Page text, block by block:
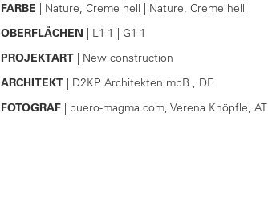
FARBE | Nature, Creme hell | Nature, Creme hell
OBERFLÄCHEN | L1-1 | G1-1
PROJEKTART| New construction
ARCHITEKT| D2KP Architekten mbB , DE
FOTOGRAF| buero-magma.com, Verena Knöpfle, AT